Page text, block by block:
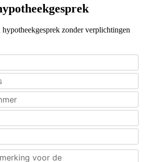
zonder verplichtingen